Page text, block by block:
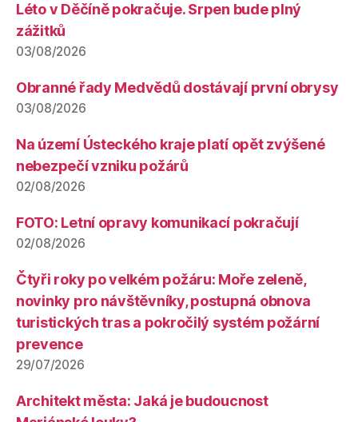
Léto v Děčíně pokračuje. Srpen bude plný
zážitků
03/08/2026
Obranné řady Medvědů dostávají první obrysy
03/08/2026
Na území Ústeckého kraje platí opět zvýšené
nebezpečí vzniku požárů
02/08/2026
FOTO: Letní opravy komunikací pokračují
02/08/2026
Čtyři roky po velkém požáru: Moře zeleně,
novinky pro návštěvníky, postupná obnova
turistických tras a pokročilý systém požární
prevence
29/07/2026
Architekt města: Jaká je budoucnost